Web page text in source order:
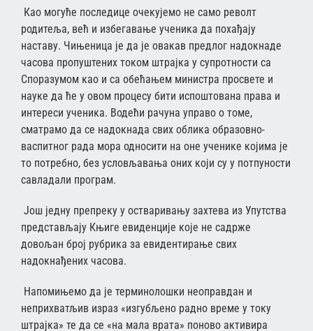
Као могуће последице очекујемо не само револт
родитеља, већ и избегавање ученика да похађају
наставу. Чињеница је да је овакав предлог надокнаде
часова пропуштених током штрајка у супротности са
Споразумом као и са обећањем министра просвете и
науке да ће у овом процесу бити испоштована права и
интереси ученика. Водећи рачуна управо о томе,
сматрамо да се надокнада свих облика образовно-
васпитног рада мора односити на оне ученике којима је
то потребно, без условљавања оних који су у потпуности
савладали програм.
Још једну препреку у остваривању захтева из Упутства
представљају Књиге евиденције које не садрже
довољан број рубрика за евидентирање свих
надокнађених часова.
Напомињемо да је терминолошки неоправдан и
неприхватљив израз «изгубљено радно време у току
штрајка» те да се «на мала врата» поново активира